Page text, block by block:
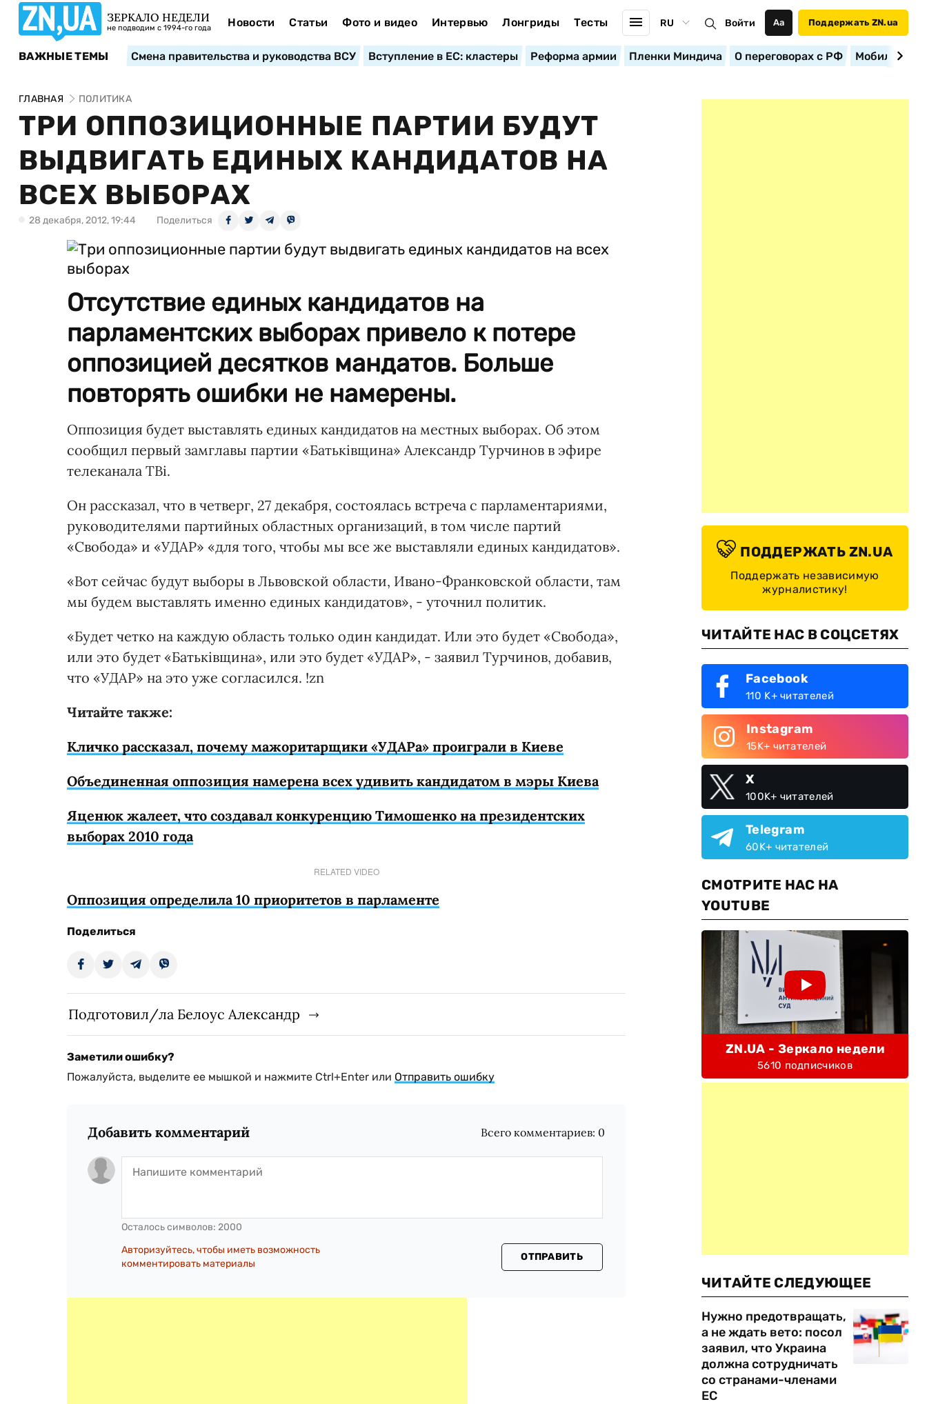
ЗЕРКАЛО НЕДЕЛИ
не подводим с 1994-го года Новости Статьи Фото и видео Интервью Лонгриды Тесты RU Войти Аа Поддержать ZN.ua
ВАЖНЫЕ ТЕМЫ Смена правительства и руководства ВСУ Вступление в ЕС: кластеры Реформа армии Пленки Миндича О переговорах с РФ
ГЛАВНАЯ ПОЛИТИКА
ТРИ ОППОЗИЦИОННЫЕ ПАРТИИ БУДУТ
ВЫДВИГАТЬ ЕДИНЫХ КАНДИДАТОВ НА
ВСЕХ ВЫБОРАХ
28 декабря, 2012, 19:44 Поделиться
Отсутствие единых кандидатов на
парламентских выборах привело к потере
оппозицией десятков мандатов. Больше
повторять ошибки не намерены.
Оппозиция будет выставлять единых кандидатов на местных выборах. Об этом
сообщил первый замглавы партии «Батьківщина» Александр Турчинов в эфире
телеканала ТВi.
Он рассказал, что в четверг, 27 декабря, состоялась встреча с парламентариями,
руководителями партийных областных организаций, в том числе партий
«Свобода» и «УДАР» «для того, чтобы мы все же выставляли единых кандидатов».
«Вот сейчас будут выборы в Львовской области, Ивано-Франковской области, там
мы будем выставлять именно единых кандидатов», - уточнил политик.
«Будет четко на каждую область только один кандидат. Или это будет «Свобода»,
или это будет «Батьківщина», или это будет «УДАР», - заявил Турчинов, добавив,
что «УДАР» на это уже согласился. !zn
Читайте также:
Кличко рассказал, почему мажоритарщики «УДАРа» проиграли в Киеве
Объединенная оппозиция намерена всех удивить кандидатом в мэры Киева
Яценюк жалеет, что создавал конкуренцию Тимошенко на президентских
выборах 2010 года
RELATED VIDEO
Оппозиция определила 10 приоритетов в парламенте
Поделиться
Подготовил/ла Белоус Александр
Заметили ошибку?
Пожалуйста, выделите ее мышкой и нажмите Ctrl+Enter или Отправить ошибку
Добавить комментарий Всего комментариев: 0
Осталось символов: 2000
Авторизуйтесь, чтобы иметь возможность
комментировать материалы
ОТПРАВИТЬ
ПОДДЕРЖАТЬ ZN.UA
Поддержать независимую
журналистику!
ЧИТАЙТЕ НАС В СОЦСЕТЯХ
Facebook
110 K+ читателей
Instagram
15K+ читателей
X
100K+ читателей
Telegram
60K+ читателей
СМОТРИТЕ НАС НА
YOUTUBE
ZN.UA - Зеркало недели
5610 подписчиков
ЧИТАЙТЕ СЛЕДУЮЩЕЕ
Нужно предотвращать,
а не ждать вето: посол
заявил, что Украина
должна сотрудничать
со странами-членами
ЕС